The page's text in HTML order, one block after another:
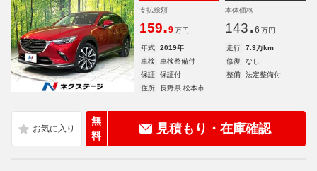
支払総額
159.9 万円
本体価格
143. 6 万円
年式 2019年 走行
7.3万km
車検
車検整備付 修復
なし
保証
保証付 整備
法定整備付
住所
長野県 松本市
無
料
見積もり・在庫確認